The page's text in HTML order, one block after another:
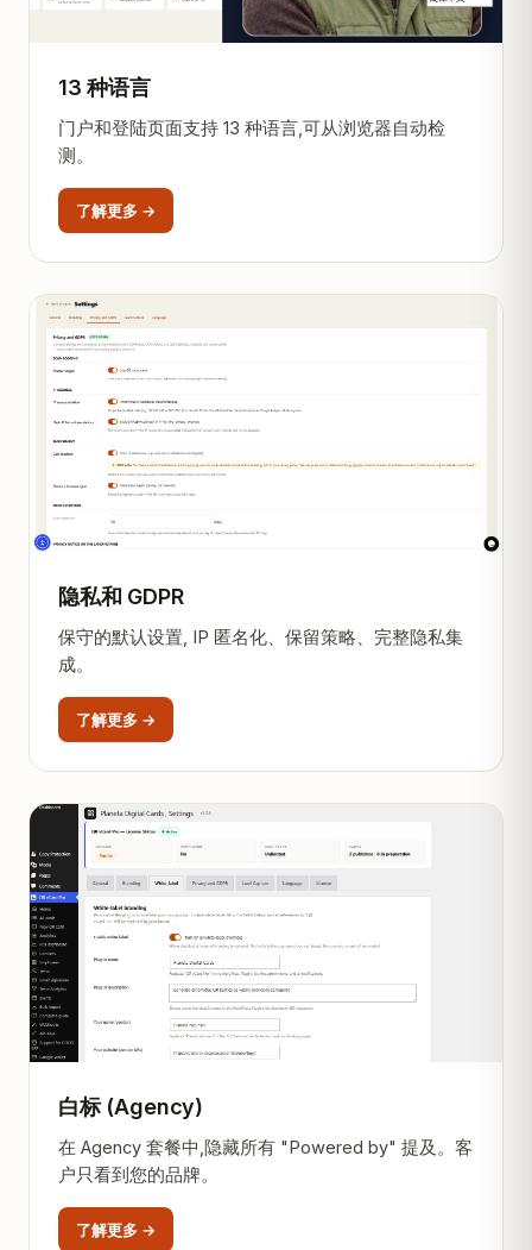
13 种语言
门户和登陆页面支持 13 种语言,可从浏览器自动检
测。
了解更多 →
隐私和 GDPR
保守的默认设置, IP 匿名化、保留策略、完整隐私集
成。
了解更多 →
白标 (Agency)
在 Agency 套餐中,隐藏所有 "Powered by" 提及。客
户只看到您的品牌。
了解更多 →